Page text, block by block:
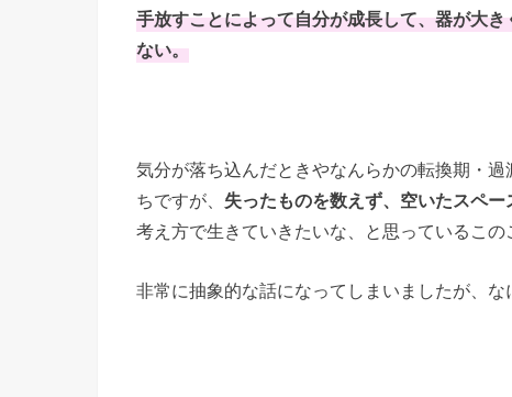
手放すことによって自分が成長して、器が大
ない。
気分が落ち込んだときやなんらかの転換期・
ちですが、 失ったものを数えず、空いたスペ
考え方で生きていきたいな、と思っているこの
非常に抽象的な話になってしまいましたが、な